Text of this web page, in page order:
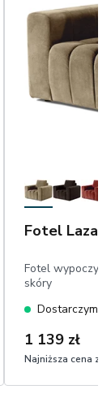
Fotel
Fotel
skóry
Dostarczymy
1 139 zł
Najniższa cena z